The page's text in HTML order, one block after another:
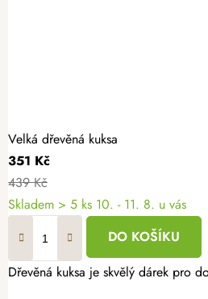
Velká dřevěná kuksa
351 Kč
439 Kč
Skladem > 5 ks 10. - 11. 8. u vás
DO KOŠÍKU
Dřevěná kuksa je skvělý dárek pro